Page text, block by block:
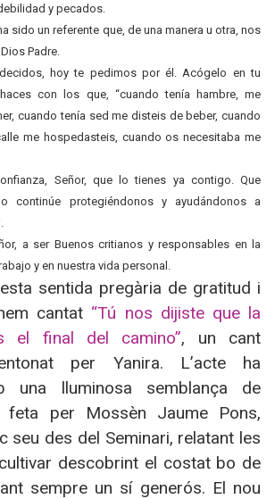
y pecados.
sido un referente que, de una manera u otra, nos
Padre.
hoy te pedimos por él. Acógelo en tu
con los que, “cuando tenía hambre, me
cuando tenía sed me disteis de beber, cuando
me hospedasteis, cuando os necesitaba me
Señor, que lo tienes ya contigo. Que
continúe protegiéndonos y ayudándonos a
a ser Buenos critianos y responsables en la
y en nuestra vida personal.
sentida pregària de gratitud i
cantat “Tú nos dijiste que la
el final del camino”, un cant
entonat per Yanira. L’acte ha
una lluminosa semblança de
feta per Mossèn Jaume Pons,
seu des del Seminari, relatant les
descobrint el costat bo de
sempre un sí generós. El nou